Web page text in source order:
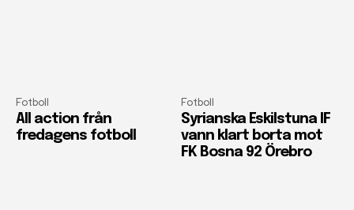
Fotboll
All action från
fredagens fotboll
Fotboll
Syrianska Eskilstuna IF
vann klart borta mot
FK Bosna 92 Örebro